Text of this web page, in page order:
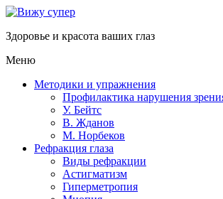
Здоровье и красота ваших глаз
Меню
Методики и упражнения
Профилактика нарушения
У. Бейтс
В. Жданов
М. Норбеков
Рефракция глаза
Виды рефракции
Астигматизм
Гиперметропия